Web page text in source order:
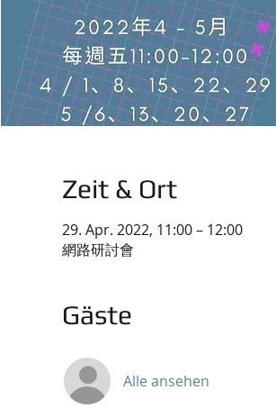
Zeit & Ort
29. Apr. 2022, 11:00 – 12:00
網路研討會
Gäste
Alle ansehen